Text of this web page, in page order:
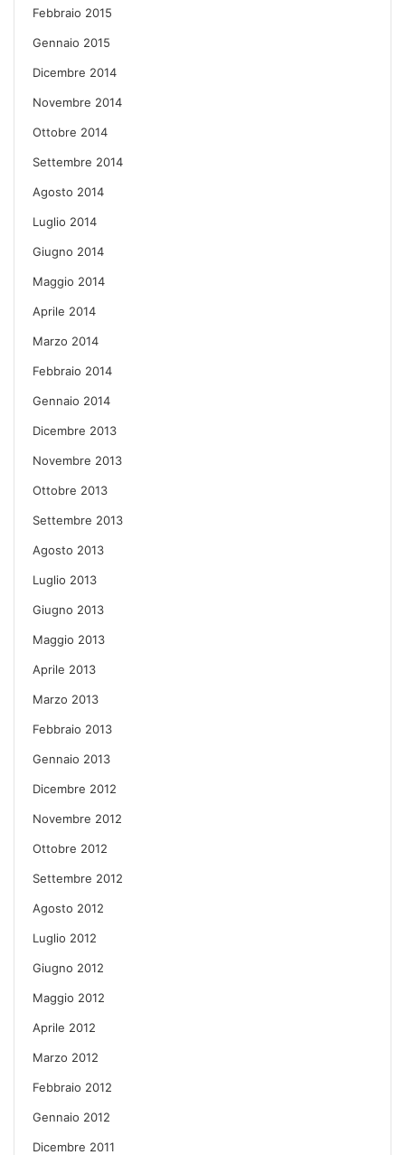
Febbraio 2015
Gennaio 2015
Dicembre 2014
Novembre 2014
Ottobre 2014
Settembre 2014
Agosto 2014
Luglio 2014
Giugno 2014
Maggio 2014
Aprile 2014
Marzo 2014
Febbraio 2014
Gennaio 2014
Dicembre 2013
Novembre 2013
Ottobre 2013
Settembre 2013
Agosto 2013
Luglio 2013
Giugno 2013
Maggio 2013
Aprile 2013
Marzo 2013
Febbraio 2013
Gennaio 2013
Dicembre 2012
Novembre 2012
Ottobre 2012
Settembre 2012
Agosto 2012
Luglio 2012
Giugno 2012
Maggio 2012
Aprile 2012
Marzo 2012
Febbraio 2012
Gennaio 2012
Dicembre 2011